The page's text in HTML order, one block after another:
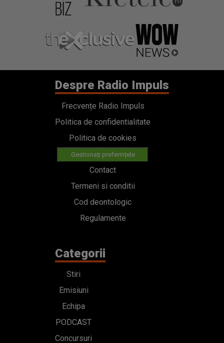
Despre Radio Impuls
Frecvențe Radio Impuls
Politica de confidentialitate
Politica de cookies
Gestionați preferințele
Contact
Termeni si conditii
Cod deontologic
Regulamente
Categorii
Stiri
Emisiuni
Echipa
PODCAST
Concursuri